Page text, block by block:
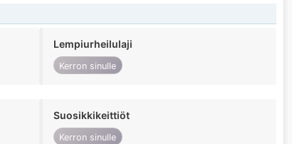
Lempiurheilulaji
Kerron sinulle
Suosikkikeittiöt
Kerron sinulle